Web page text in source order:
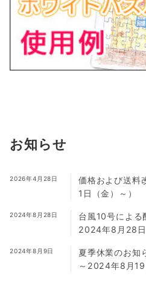
お知らせ
2026年4月28日
価格および送料
1日（金）～）
2024年8月28日
台風10号によ
2024年8月28日
2024年8月9日
夏季休業のお
～2024年8月19